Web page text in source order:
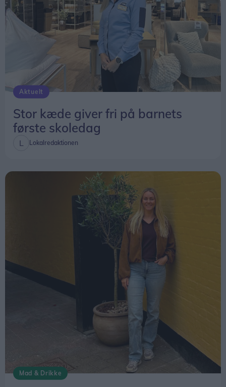
Aktuelt
Stor kæde giver fri på barnets
første skoledag
Lokalredaktionen
Mad & Drikke